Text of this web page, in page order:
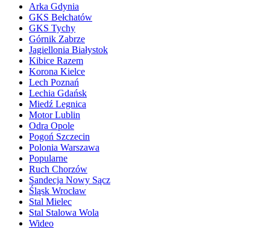
Arka Gdynia
GKS Bełchatów
GKS Tychy
Górnik Zabrze
Jagiellonia Białystok
Kibice Razem
Korona Kielce
Lech Poznań
Lechia Gdańsk
Miedź Legnica
Motor Lublin
Odra Opole
Pogoń Szczecin
Polonia Warszawa
Popularne
Ruch Chorzów
Sandecja Nowy Sącz
Śląsk Wrocław
Stal Mielec
Stal Stalowa Wola
Wideo